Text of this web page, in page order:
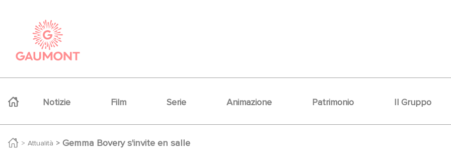
Notizie Film Serie Animazione Patrimonio Il Gruppo
Attualità Gemma Bovery s'invite en salle